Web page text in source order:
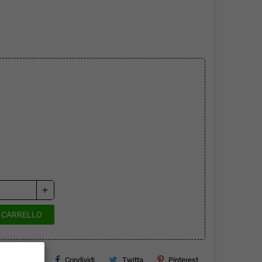
add
Condividi Twitta Pinterest